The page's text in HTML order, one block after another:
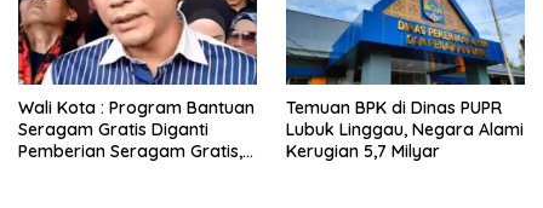
Wali Kota : Program Bantuan
Seragam Gratis Diganti
Pemberian Seragam Gratis,
Temuan BPK di Dinas PUPR
Lubuk Linggau, Negara Alami
Kerugian 5,7 Milyar